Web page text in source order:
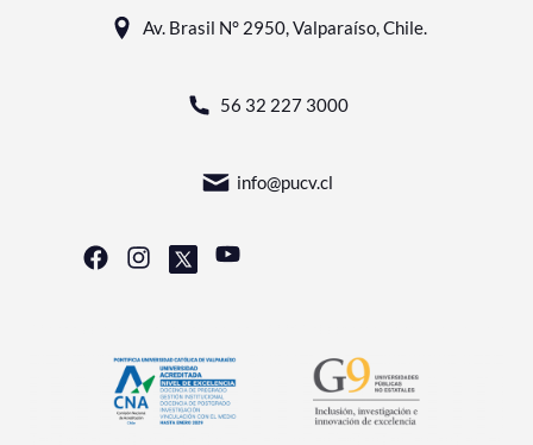
Av. Brasil N° 2950, Valparaíso, Chile.
56 32 227 3000
info@pucv.cl